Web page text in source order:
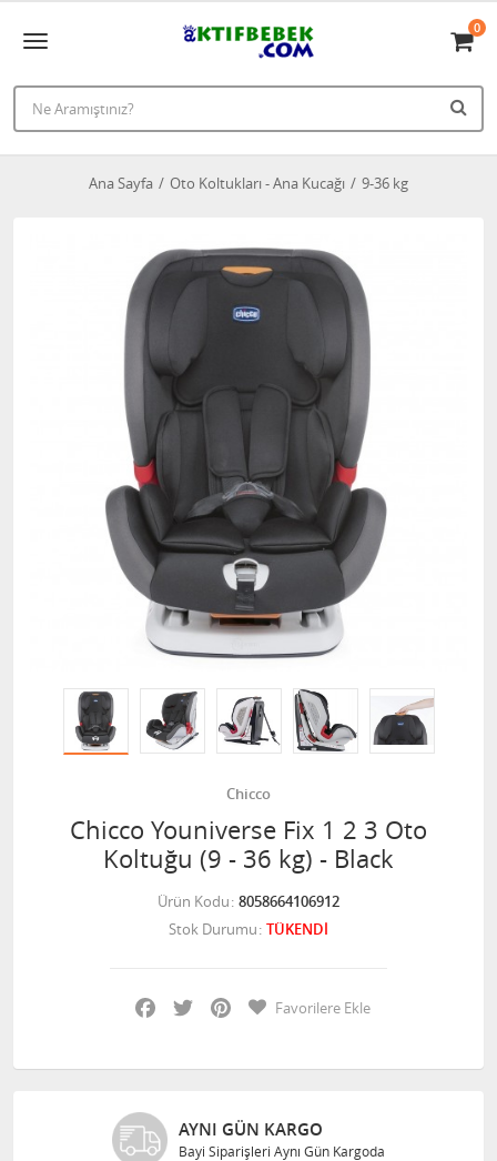
0
Ana Sayfa Oto Koltukları - Ana Kucağı 9-36 kg
Chicco
Chicco Youniverse Fix 1 2 3 Oto
Koltuğu (9 - 36 kg) - Black
Ürün Kodu 8058664106912
Stok Durumu TÜKENDİ
Facebook
Twitter PinterestFavorilere Ekle
AYNI GÜN KARGO
Bayi Siparişleri Aynı Gün Kargoda